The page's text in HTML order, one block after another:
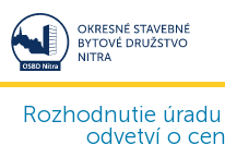
Rozhodnutie
odvetví o